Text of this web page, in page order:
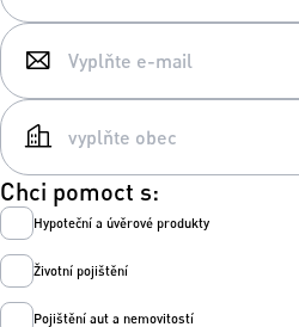
Chci pomoct s:
Hypoteční a úvěrové produkty
Životní pojištění
Pojištění aut a nemovitostí